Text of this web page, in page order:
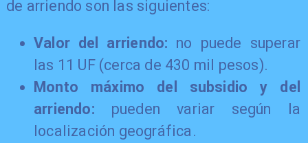
de arriendo son las siguientes:
Valor del arriendo: no puede superar
las 11 UF (cerca de 430 mil pesos).
Monto máximo del subsidio y del
arriendo: pueden variar según la
localización geográfica.